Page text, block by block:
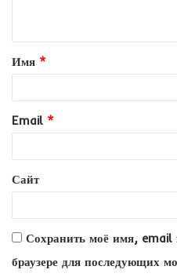
т
а
й
*
Имя *
Email *
Сайт
Сохранить моё имя, email
браузере для последующих